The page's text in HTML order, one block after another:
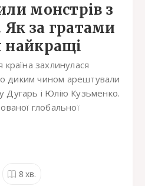
монстрів з
Як за гратами
найкращі
країна захлинулася
диким чином арештували
Дугарь і Юлію Кузьменко.
глобальної
8 хв.